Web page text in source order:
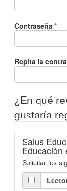
Contraseña *
Repita la
¿En qué
gustaría
Salus
Educación
Solicitar los